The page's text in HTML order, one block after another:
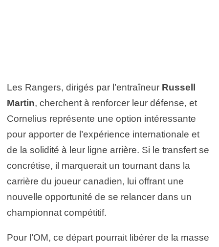
Les Rangers, dirigés par l’entraîneur Russell
Martin, cherchent à renforcer leur défense, et
Cornelius représente une option intéressante
pour apporter de l’expérience internationale et
de la solidité à leur ligne arrière. Si le transfert se
concrétise, il marquerait un tournant dans la
carrière du joueur canadien, lui offrant une
nouvelle opportunité de se relancer dans un
championnat compétitif.
Pour l’OM, ce départ pourrait libérer de la masse